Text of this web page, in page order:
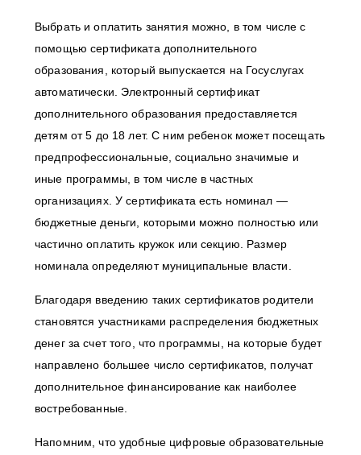
Выбрать и оплатить занятия можно, в том числе с
помощью сертификата дополнительного
образования, который выпускается на Госуслугах
автоматически. Электронный сертификат
дополнительного образования предоставляется
детям от 5 до 18 лет. С ним ребенок может посещать
предпрофессиональные, социально значимые и
иные программы, в том числе в частных
организациях. У сертификата есть номинал —
бюджетные деньги, которыми можно полностью или
частично оплатить кружок или секцию. Размер
номинала определяют муниципальные власти.
Благодаря введению таких сертификатов родители
становятся участниками распределения бюджетных
денег за счет того, что программы, на которые будет
направлено большее число сертификатов, получат
дополнительное финансирование как наиболее
востребованные.
Напомним, что удобные цифровые образовательные